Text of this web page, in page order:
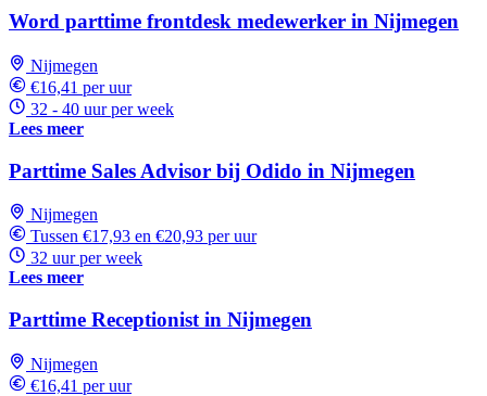
Word parttime frontdesk medewerker in Nijmegen
Nijmegen
€16,41 per uur
32 - 40 uur per week
Lees meer
Parttime Sales Advisor bij Odido in Nijmegen
Nijmegen
Tussen €17,93 en €20,93 per uur
32 uur per week
Lees meer
Parttime Receptionist in Nijmegen
Nijmegen
€16,41 per uur